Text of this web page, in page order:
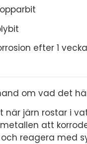
efter 1
om vad det
när järn rostar i
att
reagera med